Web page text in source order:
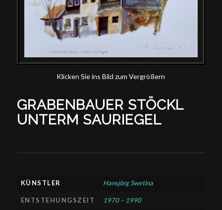
Klicken Sie ins Bild zum Vergrößern
GRABENBAUER STÖCKL
UNTERM SAURIEGEL
KÜNSTLER Hansjörg Swetina
ENTSTEHUNGSZEIT 1970 – 1990